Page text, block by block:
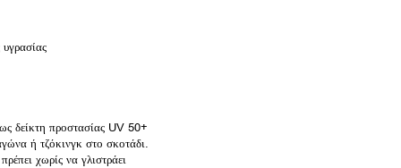
δείκτη προστασίας UV 50+
ή τζόκινγκ στο σκοτάδι.
χωρίς να γλιστράει